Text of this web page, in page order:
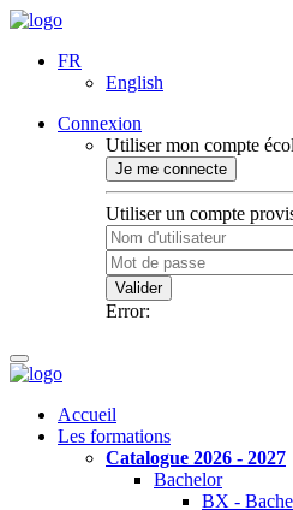
FR
English
Connexion
Utiliser mon compte
Je me connecte
Utiliser un compte
Valider
Error:
Accueil
Les formations
Catalogue 2026 - 2027
Bachelor
BX -